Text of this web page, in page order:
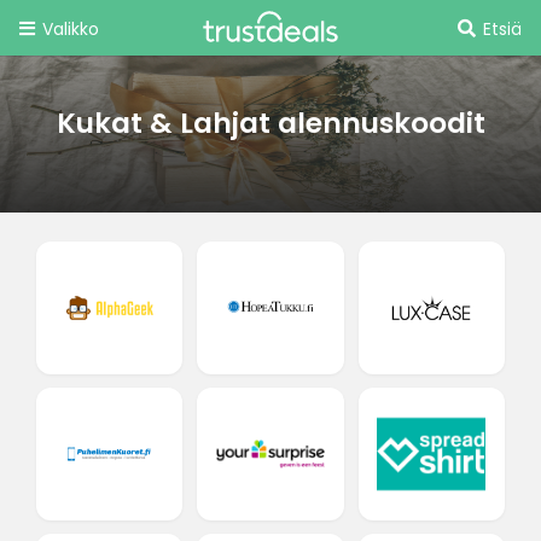
Valikko Etsiä
Kukat & Lahjat alennuskoodit